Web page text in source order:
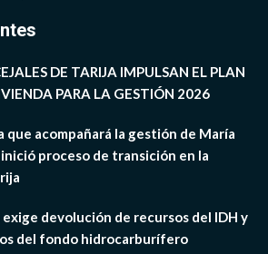
DE TARIJA IMPULSAN EL PLAN
PARA LA GESTIÓN 2026
que acompañará la gestión de María
proceso de transición en la
devolución de recursos del IDH y
del fondo hidrocarburífero